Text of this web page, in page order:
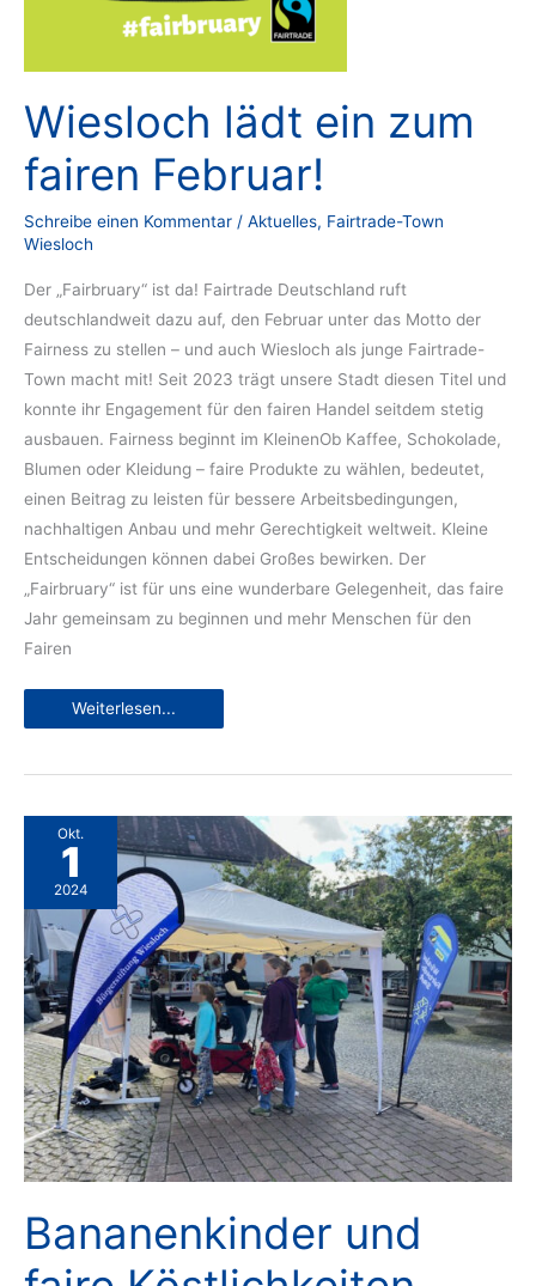
Wiesloch lädt ein zum
fairen Februar!
Schreibe einen Kommentar / Aktuelles, Fairtrade-Town
Wiesloch
Der „Fairbruary“ ist da! Fairtrade Deutschland ruft
deutschlandweit dazu auf, den Februar unter das Motto der
Fairness zu stellen – und auch Wiesloch als junge Fairtrade-
Town macht mit! Seit 2023 trägt unsere Stadt diesen Titel und
konnte ihr Engagement für den fairen Handel seitdem stetig
ausbauen. Fairness beginnt im KleinenOb Kaffee, Schokolade,
Blumen oder Kleidung – faire Produkte zu wählen, bedeutet,
einen Beitrag zu leisten für bessere Arbeitsbedingungen,
nachhaltigen Anbau und mehr Gerechtigkeit weltweit. Kleine
Entscheidungen können dabei Großes bewirken. Der
„Fairbruary“ ist für uns eine wunderbare Gelegenheit, das faire
Jahr gemeinsam zu beginnen und mehr Menschen für den
Fairen
Wiesloch
lädt
Weiterlesen...
Okt.
1
2024
Bananenkinder und